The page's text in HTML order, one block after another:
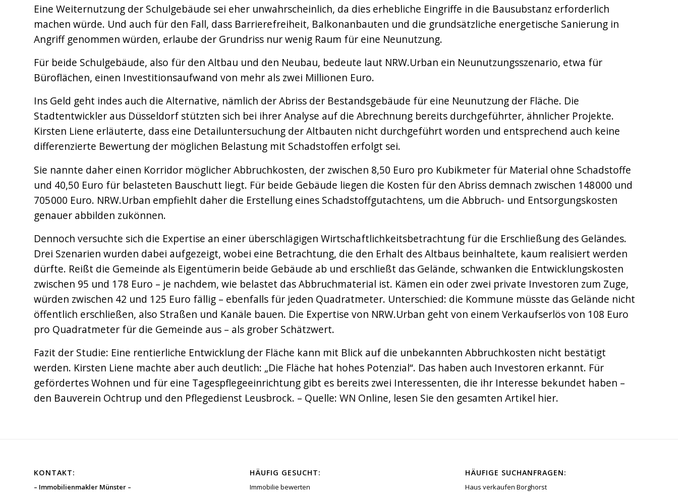
Eine Weiternutzung der Schulgebäude sei eher unwahrscheinlich, da dies erhebliche Eingriffe in die Bausubstanz erforderlich
machen würde. Und auch für den Fall, dass Barrierefreiheit, Balkonanbauten und die grundsätzliche energetische Sanierung in
Angriff genommen würden, erlaube der Grundriss nur wenig Raum für eine Neunutzung.
Für beide Schulgebäude, also für den Altbau und den Neubau, bedeute laut NRW.Urban ein Neunutzungsszenario, etwa für
Büroflächen, einen Investitionsaufwand von mehr als zwei Millionen Euro.
Ins Geld geht indes auch die Alternative, nämlich der Abriss der Bestandsgebäude für eine Neunutzung der Fläche. Die
Stadtentwickler aus Düsseldorf stützten sich bei ihrer Analyse auf die Abrechnung bereits durchgeführter, ähnlicher Projekte.
Kirsten Liene erläuterte, dass eine Detailuntersuchung der Altbauten nicht durchgeführt worden und entsprechend auch keine
differenzierte Bewertung der möglichen Belastung mit Schadstoffen erfolgt sei.
Sie nannte daher einen Korridor möglicher Abbruchkosten, der zwischen 8,50 Euro pro Kubikmeter für Material ohne Schadstoffe
und 40,50 Euro für belasteten Bauschutt liegt. Für beide Gebäude liegen die Kosten für den Abriss demnach zwischen 148 000 und
705 000 Euro. NRW.Urban empfiehlt daher die Erstellung eines Schadstoffgutachtens, um die Abbruch- und Entsorgungskosten
genauer abbilden zukönnen.
Dennoch versuchte sich die Expertise an einer überschlägigen Wirtschaftlichkeitsbetrachtung für die Erschließung des Geländes.
Drei Szenarien wurden dabei aufgezeigt, wobei eine Betrachtung, die den Erhalt des Altbaus beinhaltete, kaum realisiert werden
dürfte. Reißt die Gemeinde als Eigentümerin beide Gebäude ab und erschließt das Gelände, schwanken die Entwicklungskosten
zwischen 95 und 178 Euro – je nachdem, wie belastet das Abbruchmaterial ist. Kämen ein oder zwei private Investoren zum Zuge,
würden zwischen 42 und 125 Euro fällig – ebenfalls für jeden Quadratmeter. Unterschied: die Kommune müsste das Gelände nicht
öffentlich erschließen, also Straßen und Kanäle bauen. Die Expertise von NRW.Urban geht von einem Verkaufserlös von 108 Euro
pro Quadratmeter für die Gemeinde aus – als grober Schätzwert.
Fazit der Studie: Eine rentierliche Entwicklung der Fläche kann mit Blick auf die unbekannten Abbruchkosten nicht bestätigt
werden. Kirsten Liene machte aber auch deutlich: „Die Fläche hat hohes Potenzial“. Das haben auch Investoren erkannt. Für
gefördertes Wohnen und für eine Tagespflegeeinrichtung gibt es bereits zwei Interessenten, die ihr Interesse bekundet haben –
den Bauverein Ochtrup und den Pflegedienst Leusbrock. – Quelle: WN Online, lesen Sie den gesamten Artikel hier.
KONTAKT:
– Immobilienmakler Münster –
HÄUFIG GESUCHT:
Immobilie bewerten
HÄUFIGE SUCHANFRAGEN:
Haus verkaufen Borghorst